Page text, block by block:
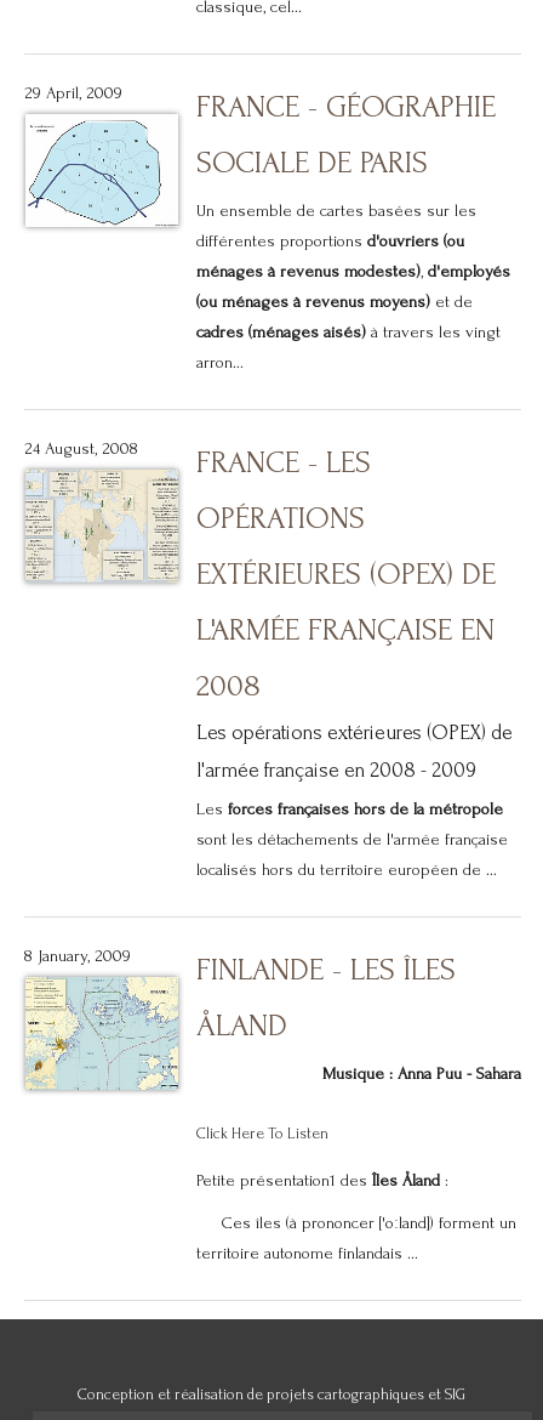
classique, cel...
29 April, 2009
FRANCE - GÉOGRAPHIE
SOCIALE DE PARIS
Un ensemble de cartes basées sur les
différentes proportions d'ouvriers (ou
ménages à revenus modestes), d'employés
(ou ménages à revenus moyens)et de
cadres (ménages aisés) à travers les vingt
arron...
24 August, 2008
FRANCE - LES
OPÉRATIONS
EXTÉRIEURES (OPEX) DE
L'ARMÉE FRANÇAISE EN
2008
Les opérations extérieures (OPEX) de
l'armée française en 2008 - 2009
Les forces françaises hors de la métropole
sont les détachements de l'armée française
localisés hors du territoire européen de ...
8 January, 2009
FINLANDE - LES ÎLES
ÅLAND
Musique : Anna Puu - Sahara
Click Here To Listen
Petite présentation1 desÎles Åland:
Ces îles (à prononcer ['oːland]) forment un
territoire autonome finlandais ...
Conception et réalisation de projets cartographiques et SIG